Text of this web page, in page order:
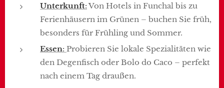
Unterkunft:Von Hotels in Funchal bis zu
Ferienhäusern im Grünen – buchen Sie früh,
besonders für Frühling und Sommer.
Essen: Probieren Sie lokale Spezialitäten wie
den Degenfisch oder Bolo do Caco – perfekt
nach einem Tag draußen.